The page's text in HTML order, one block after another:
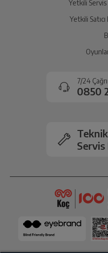
Yetkili Servis
Yetkili
7/24
0850
Servis